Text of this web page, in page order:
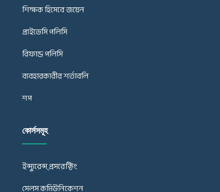
শিক্ষক হিসেবে জয়েন
প্রাইভেসি পলিসি
রিফান্ড পলিসি
ব্যবহারকারীর শর্তাবলি
শপ
কোর্সসমূহ
ইন্স্যুরেন্স্ প্রসরেক্টিং
সেলস কমিউনিকেশন